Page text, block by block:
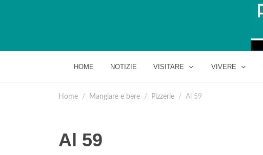
HOME NOTIZIE VISITARE VIVERE
Home Mangiare e bere Pizzerie Al 59
Al 59